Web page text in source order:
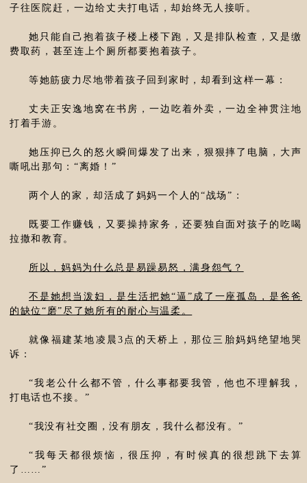
子往医院赶，一边给丈夫打电话，却始终无人接听。
她只能自己抱着孩子楼上楼下跑，又是排队检查，又是缴
费取药，甚至连上个厕所都要抱着孩子。
等她筋疲力尽地带着孩子回到家时，却看到这样一幕：
丈夫正安逸地窝在书房，一边吃着外卖，一边全神贯注地
打着手游。
她压抑已久的怒火瞬间爆发了出来，狠狠摔了电脑，大声
嘶吼出那句：“离婚！”
两个人的家，却活成了妈妈一个人的“战场”：
既要工作赚钱，又要操持家务，还要独自面对孩子的吃喝
拉撒和教育。
所以，妈妈为什么总是易躁易怒，满身怨气？
不是她想当泼妇，是生活把她“逼”成了一座孤岛，是爸爸
的缺位“磨”尽了她所有的耐心与温柔。
就像福建某地凌晨3点的天桥上，那位三胎妈妈绝望地哭
诉：
“我老公什么都不管，什么事都要我管，他也不理解我，
打电话也不接。”
“我没有社交圈，没有朋友，我什么都没有。”
“我每天都很烦恼，很压抑，有时候真的很想跳下去算
了……”